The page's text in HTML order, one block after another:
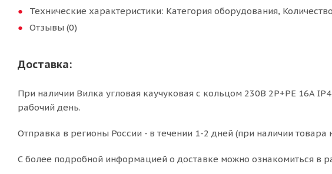
Технические характеристики: Категория оборудования,
Отзывы (0)
Доставка:
При наличии Вилка угловая каучуковая с кольцом 230В 2P+PE 16A
рабочий день.
Отправка в регионы России - в течении 1-2 дней (при наличии товара
С более подробной информацией о доставке можно ознакомиться в